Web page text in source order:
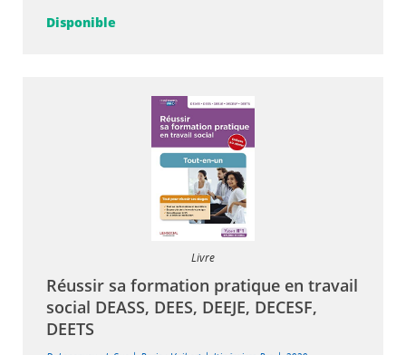
Disponible
Livre
Réussir sa formation pratique en travail
social DEASS, DEES, DEEJE, DECESF,
DEETS